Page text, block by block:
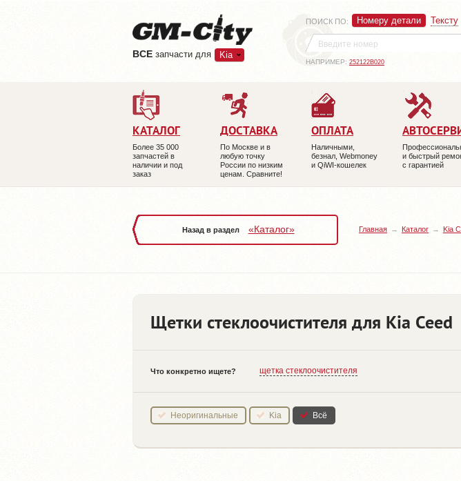
ВCE запчасти для Kia
ПОИСК ПО: Номеру детали Тексту
НАПРИМЕР: 252122B020
КАТАЛОГ
Более 35 000
запчастей в
наличии и под
заказ
ДОСТАВКА
По Москве и в
любую точку
России по низким
ценам. Сравните!
ОПЛАТА
Наличными,
безнал, Webmoney
и QiWI-кошелек
и быстрый
с гарантией
Назад в раздел «Каталог» Главная Каталог Kia
Щетки стеклоочистителя для Kia Ceed
Что конкретно ищете? щетка стеклоочистителя
Неоригинальные Kia Всё